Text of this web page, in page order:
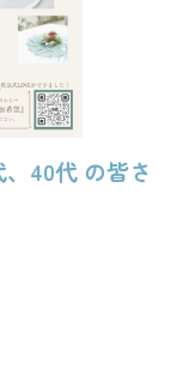
、40代 の皆さ